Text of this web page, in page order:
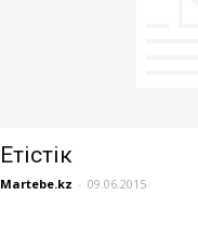
Етістік
Martebe.kz - 09.06.2015